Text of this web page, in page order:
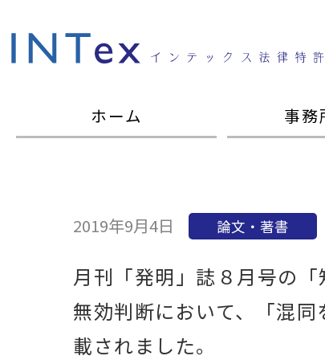
ホーム 事務
2019年9月4日 論文・著書
月刊「発明」誌８月号の
無効判断において、「混
載されました。